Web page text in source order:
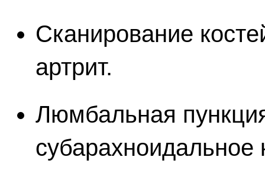
Сканирование
артрит.
Люмбальная
субарахноидальное